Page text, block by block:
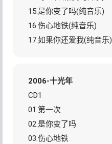
15.是你变了吗(纯音乐)
16.伤心地铁(纯音乐)
17.如果你还爱我(纯音乐)
2006-十光年
CD1
01.第一次
02.是你变了吗
03.伤心地铁